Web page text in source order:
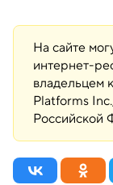
На сайте
интернет-
владельцем
Platforms
Российской